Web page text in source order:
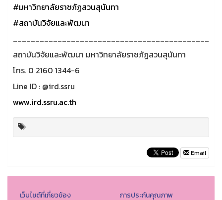
#มหาวิทยาลัยราชภัฏสวนสุนันทา
#สถาบันวิจัยและพัฒนา
____________________________________________
สถาบันวิจัยและพัฒนา มหาวิทยาลัยราชภัฏสวนสุนันทา
โทร. 0 2160 1344-6
Line ID : @ird.ssru
www.ird.ssru.ac.th
Email
เว็บไซต์ที่เกี่ยวข้อง การประกันคุณภาพ